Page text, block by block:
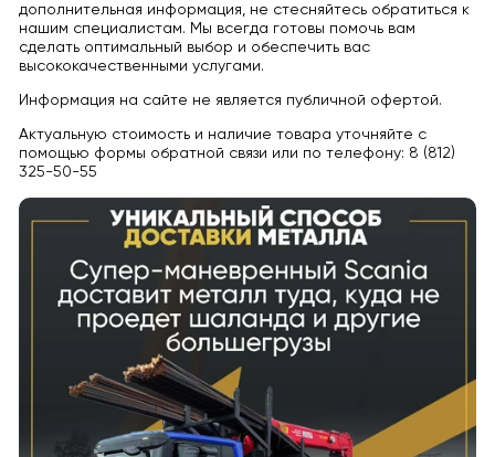
дополнительная информация, не стесняйтесь обратиться к
нашим специалистам. Мы всегда готовы помочь вам
сделать оптимальный выбор и обеспечить вас
высококачественными услугами.
Информация на сайте не является публичной офертой.
Актуальную стоимость и наличие товара уточняйте с
помощью формы обратной связи или по телефону: 8 (812)
325-50-55